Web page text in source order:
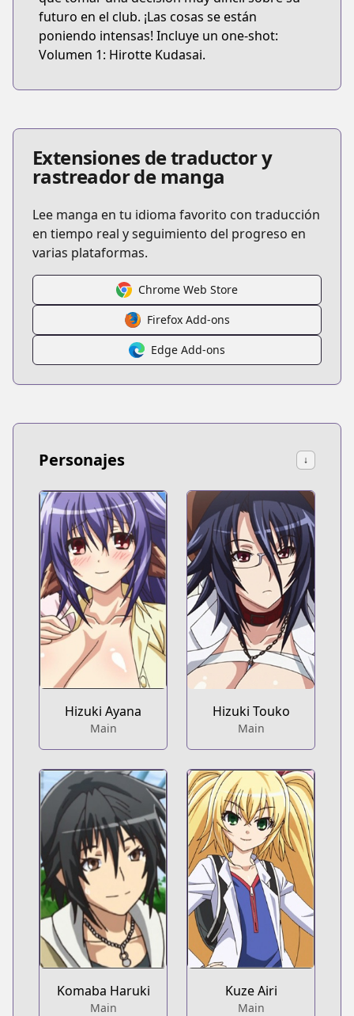
futuro en el club. ¡Las cosas se están
poniendo intensas! Incluye un one-shot:
Volumen 1: Hirotte Kudasai.
Extensiones de traductor y
rastreador de manga
Lee manga en tu idioma favorito con traducción
en tiempo real y seguimiento del progreso en
varias plataformas.
Chrome Web Store
Firefox Add-ons
Edge Add-ons
Personajes ↓
Hizuki Ayana
Main
Hizuki Touko
Main
Komaba Haruki
Main
Kuze Airi
Main